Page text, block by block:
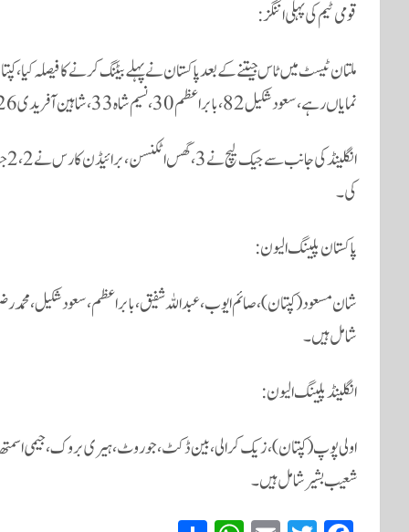
قومی ٹیم کی پہلی اننگز:
نمایاں رہے، سعود شکیل 82، بابراعظم 30، نسیم شاہ 33، شاہین آفریدی 26 رنز بنانے میں کامیاب رہے۔
کی۔
پاکستان پلینگ الیون:
شان مسعود (کپتان)، صائم ایوب، عبداللہ شفیق، بابر اعظم، سعود شکیل، محمد
شامل ہیں۔
انگلینڈ پلینگ الیون:
اولی پوپ (کپتان)، زیک کرالی، بین ڈکٹ، جو روٹ، ہیری بروک، جیمی
شعیب بشیر شامل ہیں۔